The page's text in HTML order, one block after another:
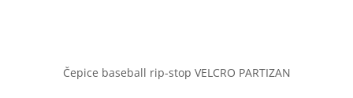
Čepice baseball rip-stop VELCRO PARTIZAN